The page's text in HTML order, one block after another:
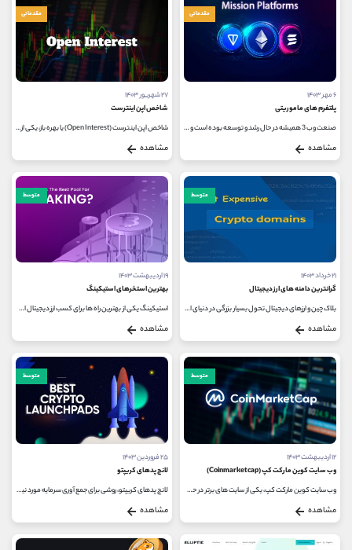
مقدماتی
۶ مهر ۱۴۰۳
پلتفرم های ماموریتی
صنعت وب 3 همیشه در حال رشد و توسعه بوده است و پلتفرم های ماموریتی با ویژگی ها و شکل های مختلف، نقش های متفاوتی در رشد پروژه های...
مشاهده
مقدماتی
۲۷ شهریور ۱۴۰۳
شاخص اپن اینترست
شاخص اپن اینترست (Open Interest) یا بهره باز، یکی از ابزارهای مهم در تحلیل تکنیکال بازارهای مالی به ویژه در بازارهای آتی و اختیار...
مشاهده
متوسط
۲۱ خرداد ۱۴۰۳
گرانترین دامنه های ارز دیجیتال
بلاک چین و ارزهای دیجیتال تحول بسیار بزرگی در دنیای اقتصاد محسوب می شوند و طیف گسترده ای از دارایی های دیجیتال از جمله نام...
مشاهده
متوسط
۱۹ اردیبهشت ۱۴۰۳
بهترین استخرهای استیکینگ
استیکینگ یکی از بهترین راه ها برای کسب ارز دیجیتال است؛ فرآیندی که در آن دارندگان ارزهای دیجیتال، دارایی‌های خود را به عنوان...
مشاهده
متوسط
۱۲ اردیبهشت ۱۴۰۳
وب سایت کوین مارکت کپ (Coinmarketcap)
وب سایت کوین مارکت کپ، یکی از سایت های برتر در حوزه ارزهای دیجیتال است. در این سایت می توانید تمامی اطلاعات مربوط به تغییرات...
مشاهده
متوسط
۲۵ فروردین ۱۴۰۳
لانچ پدهای کریپتو
لانچ پدهای کریپتو، روشی برای جمع آوری سرمایه مورد نیاز برای پروژه های ارز دیجیتال است. توسعه دهندگان با ثبت پروژه های خود در...
مشاهده